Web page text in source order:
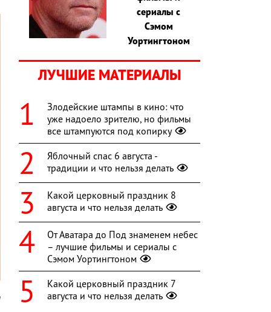
сериалы с
Сэмом
Уортингтоном
ЛУЧШИЕ МАТЕРИАЛЫ
Злодейские штампы в кино: что
уже надоело зрителю, но фильмы
все штампуются под копирку
Яблочный спас 6 августа -
традиции и что нельзя делать
Какой церковный праздник 8
августа и что нельзя делать
От Аватара до Под знаменем небес
– лучшие фильмы и сериалы с
Сэмом Уортингтоном
Какой церковный праздник 7
августа и что нельзя делать